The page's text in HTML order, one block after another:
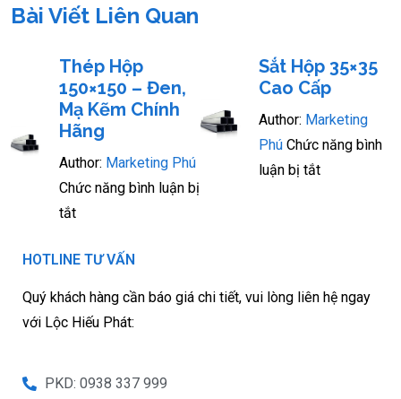
Bài Viết Liên Quan
Thép Hộp
150×150 – Đen,
Mạ Kẽm Chính
Hãng
Author: Marketing Phú
Chức năng bình luận bị
tắt
Sắt Hộp 35×35
Cao Cấp
Author: Marketing
Phú Chức năng bình
luận bị tắt
HOTLINE TƯ VẤN
Quý khách hàng cần báo giá chi tiết, vui lòng liên hệ ngay
với Lộc Hiếu Phát:
PKD: 0938 337 999